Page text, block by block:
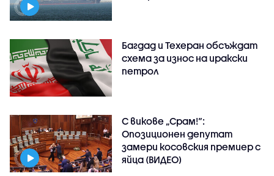
Багдад и Техеран обсъждат
схема за износ на иракски
петрол
С викове „Срам!“:
Опозиционен депутат
замери косовския премиер с
яйца (ВИДЕО)